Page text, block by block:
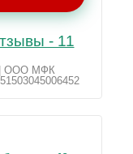
- 11
| ООО МФК